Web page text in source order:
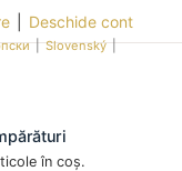
Deschide cont
|Slovenský|
în coș.